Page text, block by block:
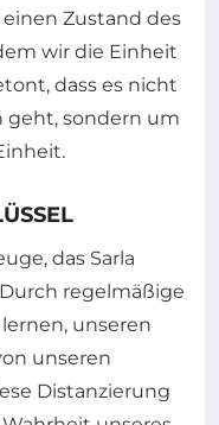
Zustand des
wir die Einheit
dass es nicht
geht, sondern um
das Sarla
regelmäßige
unseren
unseren
Distanzierung